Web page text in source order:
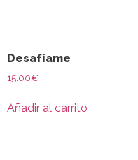
Desafíame
15.00€
Añadir al carrito